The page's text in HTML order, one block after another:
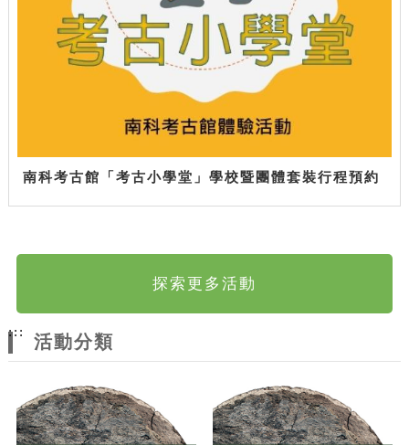
南科考古館「考古小學堂」學校暨團體套裝行程預約
探索更多活動
:::
活動分類